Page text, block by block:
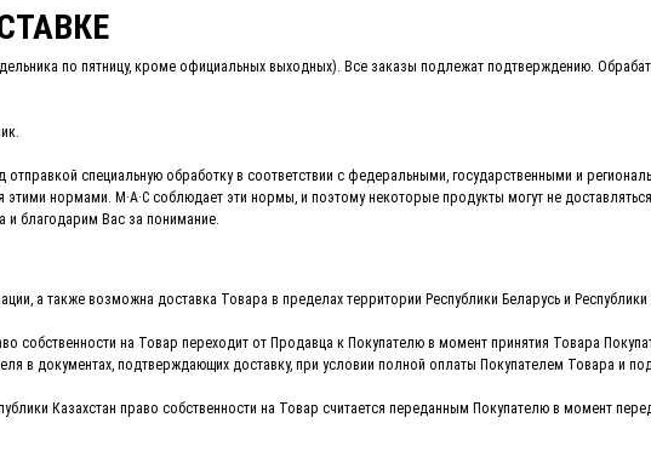
по пятницу, кроме официальных выходных). Все заказы подлежат подтверждению.
специальную обработку в соответствии с федеральными, государственными и
нормами. M·A·C соблюдает эти нормы, и поэтому некоторые продукты могут не
и благодарим Вас за понимание.
а также возможна доставка Товара в пределах территории Республики Беларусь и Республики
собственности на Товар переходит от Продавца к Покупателю в момент принятия Товара
в документах, подтверждающих доставку, при условии полной оплаты Покупателем Товара и
Казахстан право собственности на Товар считается переданным Покупателю в момент